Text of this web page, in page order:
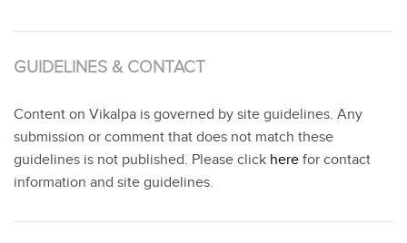
GUIDELINES & CONTACT
Content on Vikalpa is governed by site guidelines. Any
submission or comment that does not match these
guidelines is not published. Please click here for contact
information and site guidelines.